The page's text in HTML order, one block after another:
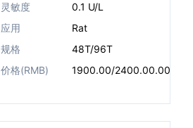
灵敏度
0.1 U/L
应用
Rat
规格
48T/96T
价格(RMB)
1900.00/2400.00.00